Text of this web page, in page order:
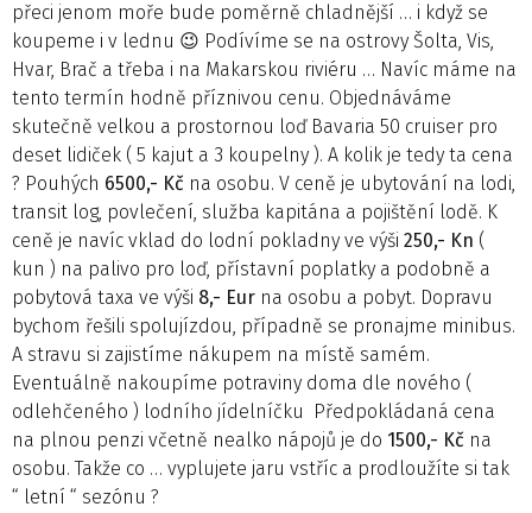
přeci jenom moře bude poměrně chladnější … i když se
koupeme i v lednu 😉 Podívíme se na ostrovy Šolta, Vis,
Hvar, Brač a třeba i na Makarskou riviéru … Navíc máme na
tento termín hodně příznivou cenu. Objednáváme
skutečně velkou a prostornou loď Bavaria 50 cruiser pro
deset lidiček ( 5 kajut a 3 koupelny ). A kolik je tedy ta cena
? Pouhých 6500,- Kč na osobu. V ceně je ubytování na lodi,
transit log, povlečení, služba kapitána a pojištění lodě. K
ceně je navíc vklad do lodní pokladny ve výši 250,- Kn (
kun ) na palivo pro loď, přístavní poplatky a podobně a
pobytová taxa ve výši 8,- Eur na osobu a pobyt. Dopravu
bychom řešili spolujízdou, případně se pronajme minibus.
A stravu si zajistíme nákupem na místě samém.
Eventuálně nakoupíme potraviny doma dle nového (
odlehčeného ) lodního jídelníčku Předpokládaná cena
na plnou penzi včetně nealko nápojů je do 1500,- Kč na
osobu. Takže co … vyplujete jaru vstříc a prodloužíte si tak
“ letní “ sezónu ?